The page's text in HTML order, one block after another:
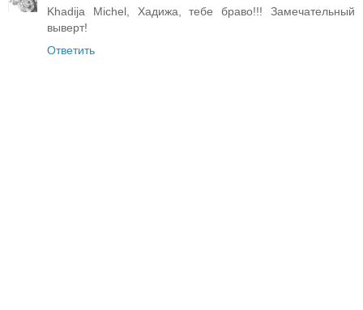
Khadija Michel, Хадижа, тебе браво!!! Замечательный
выверт!
Ответить